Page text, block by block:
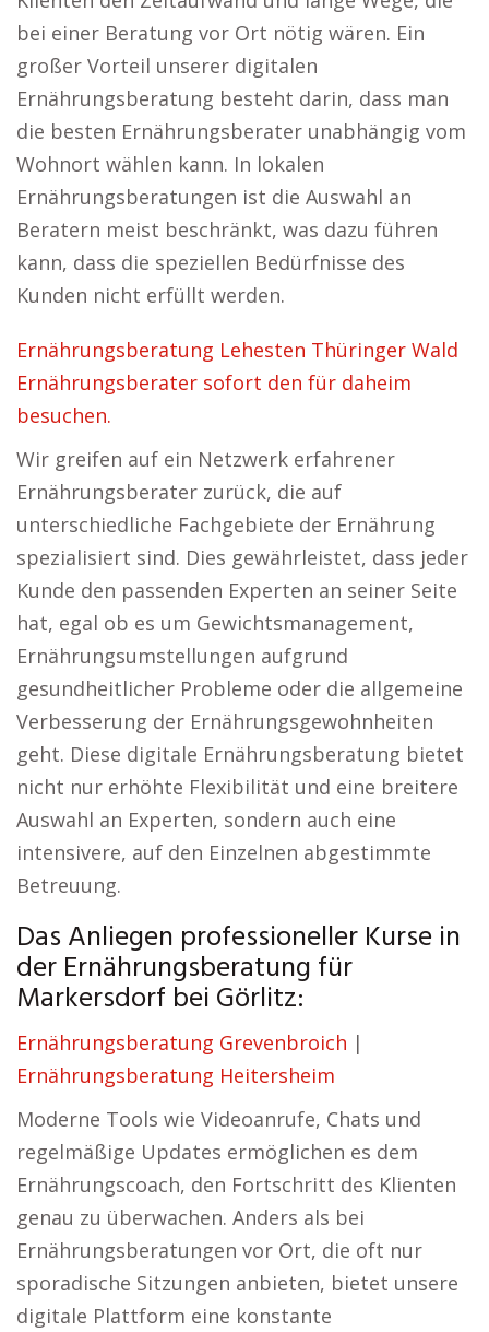
bei einer Beratung vor Ort nötig wären. Ein
großer Vorteil unserer digitalen
Ernährungsberatung besteht darin, dass man
die besten Ernährungsberater unabhängig vom
Wohnort wählen kann. In lokalen
Ernährungsberatungen ist die Auswahl an
Beratern meist beschränkt, was dazu führen
kann, dass die speziellen Bedürfnisse des
Kunden nicht erfüllt werden.
Ernährungsberatung Lehesten Thüringer Wald
Ernährungsberater sofort den für daheim
besuchen.
Wir greifen auf ein Netzwerk erfahrener
Ernährungsberater zurück, die auf
unterschiedliche Fachgebiete der Ernährung
spezialisiert sind. Dies gewährleistet, dass jeder
Kunde den passenden Experten an seiner Seite
hat, egal ob es um Gewichtsmanagement,
Ernährungsumstellungen aufgrund
gesundheitlicher Probleme oder die allgemeine
Verbesserung der Ernährungsgewohnheiten
geht. Diese digitale Ernährungsberatung bietet
nicht nur erhöhte Flexibilität und eine breitere
Auswahl an Experten, sondern auch eine
intensivere, auf den Einzelnen abgestimmte
Betreuung.
Das Anliegen professioneller Kurse in
der Ernährungsberatung für
Markersdorf bei Görlitz:
Ernährungsberatung Grevenbroich |
Ernährungsberatung Heitersheim
Moderne Tools wie Videoanrufe, Chats und
regelmäßige Updates ermöglichen es dem
Ernährungscoach, den Fortschritt des Klienten
genau zu überwachen. Anders als bei
Ernährungsberatungen vor Ort, die oft nur
sporadische Sitzungen anbieten, bietet unsere
digitale Plattform eine konstante